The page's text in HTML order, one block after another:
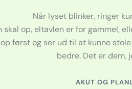
Når lyset blinker, ringer
op, eltavlen er for gammel,
først og ser ud til at kunne
bedre. Det er dem,
AKUT OG